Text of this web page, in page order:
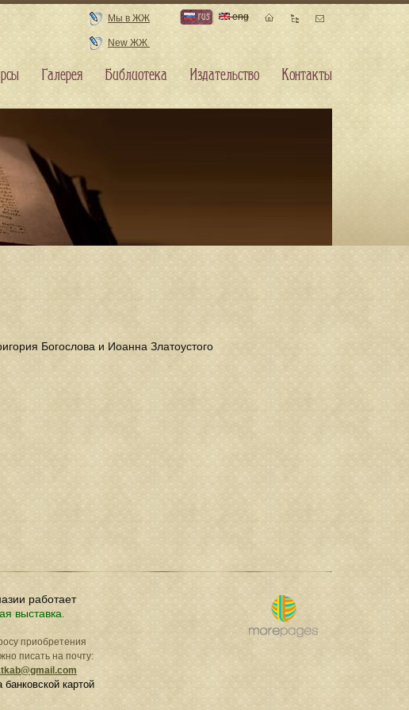
Богослова и Иоанна Златоустого
работает
выставка.
приобретения
писать на почту:
банковской картой
Мы в ЖЖ
New ЖЖ
rus eng
Галерея Библиотека Издательство Контакты